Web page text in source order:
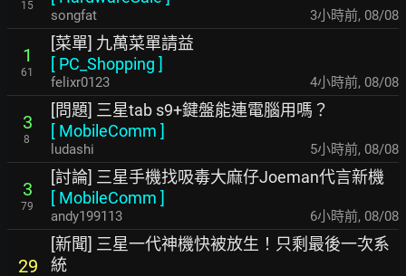
15
songfat 3小時前, 08/08
1
61
[菜單] 九萬菜單請益
[ PC_Shopping ]
felixr0123 4小時前, 08/08
3
8
[問題] 三星tab s9+鍵盤能連電腦用嗎？
[ MobileComm ]
ludashi 5小時前, 08/08
3
79
[討論] 三星手機找吸毒大麻仔Joeman代言新機
[ MobileComm ]
andy199113 6小時前, 08/08
29
[新聞] 三星一代神機快被放生！只剩最後一次系
統